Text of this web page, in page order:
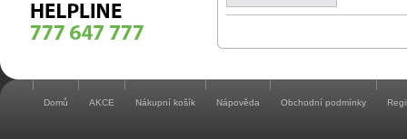
Domů AKCE Nákupní košík Nápověda Obchodní podmínky